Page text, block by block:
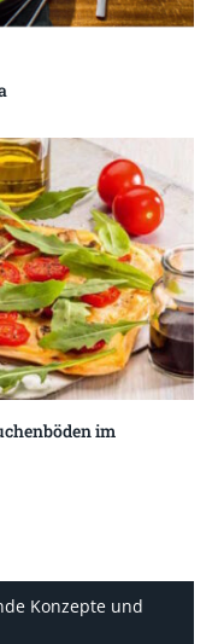
im
Konzepte und